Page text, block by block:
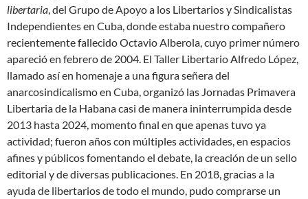
libertaria, del Grupo de Apoyo a los Libertarios y Sindicalistas
Independientes en Cuba, donde estaba nuestro compañero
recientemente fallecido Octavio Alberola, cuyo primer número
apareció en febrero de 2004. El Taller Libertario Alfredo López,
llamado así en homenaje a una figura señera del
anarcosindicalismo en Cuba, organizó las Jornadas Primavera
Libertaria de la Habana casi de manera ininterrumpida desde
2013 hasta 2024, momento final en que apenas tuvo ya
actividad; fueron años con múltiples actividades, en espacios
afines y públicos fomentando el debate, la creación de un sello
editorial y de diversas publicaciones. En 2018, gracias a la
ayuda de libertarios de todo el mundo, pudo comprarse un